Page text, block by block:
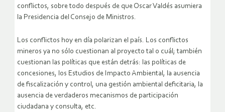
conflictos, sobre todo después de que Oscar Valdés asumiera
la Presidencia del Consejo de Ministros.
Los conflictos hoy en día polarizan el país. Los conflictos
mineros ya no sólo cuestionan al proyecto tal o cuál; también
cuestionan las políticas que están detrás: las políticas de
concesiones, los Estudios de Impacto Ambiental, la ausencia
de fiscalización y control, una gestión ambiental deficitaria, la
ausencia de verdaderos mecanismos de participación
ciudadana y consulta, etc.